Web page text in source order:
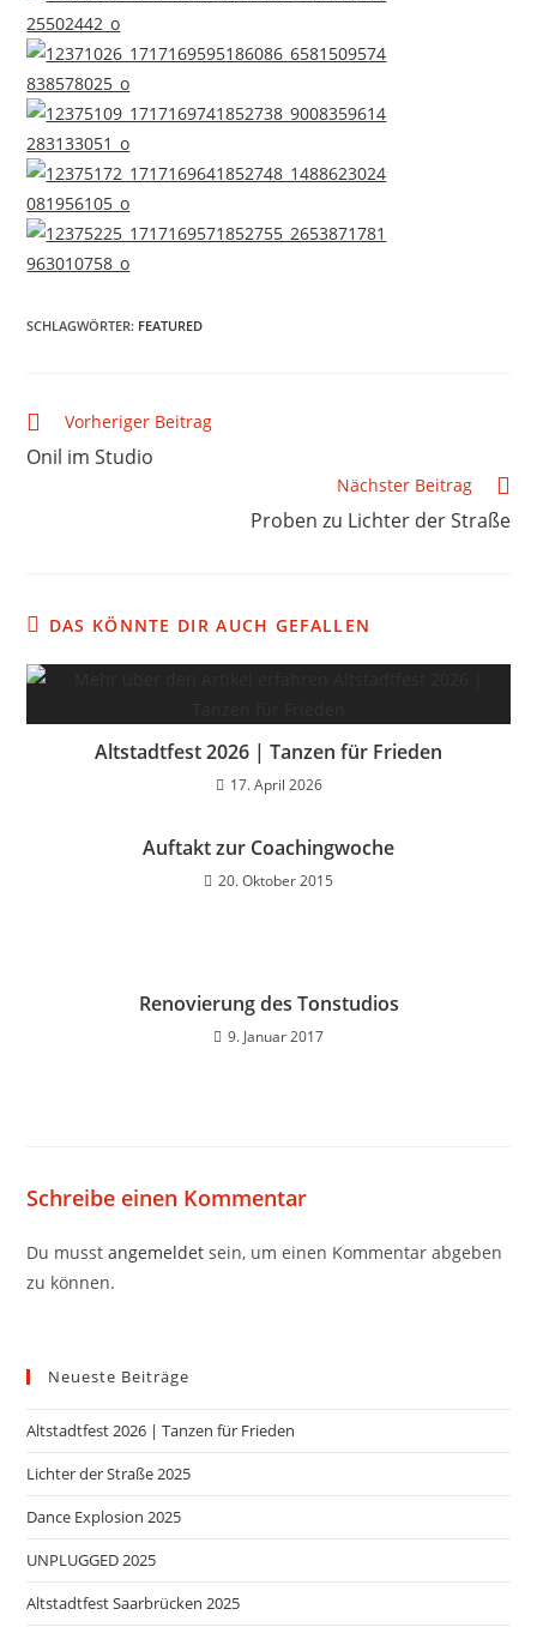
SCHLAGWÖRTER: FEATURED
Vorheriger Beitrag
Onil im Studio
Nächster Beitrag
Proben zu Lichter der Straße
DAS KÖNNTE DIR AUCH GEFALLEN
Altstadtfest 2026 | Tanzen für Frieden
17. April 2026
Auftakt zur Coachingwoche
20. Oktober 2015
Renovierung des Tonstudios
9. Januar 2017
Schreibe einen Kommentar
Du musstangemeldet sein, um einen Kommentar abgeben
zu können.
Neueste Beiträge
Altstadtfest 2026 | Tanzen für Frieden
Lichter der Straße 2025
Dance Explosion 2025
UNPLUGGED 2025
Altstadtfest Saarbrücken 2025